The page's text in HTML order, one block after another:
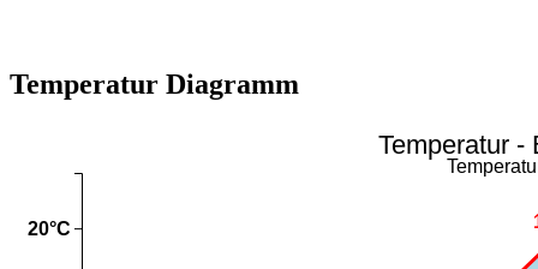
Temperatur Diagramm